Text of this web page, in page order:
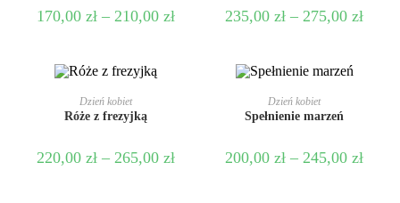
170,00 zł – 210,00 zł 235,00zł – 275,00zł
WYBIERZ OPCJE
Dzień kobiet
Róże z frezyjką
220,00 zł – 265,00 zł
WYBIERZ OPCJE
Dzień kobiet
Spełnienie marzeń
200,00zł – 245,00zł